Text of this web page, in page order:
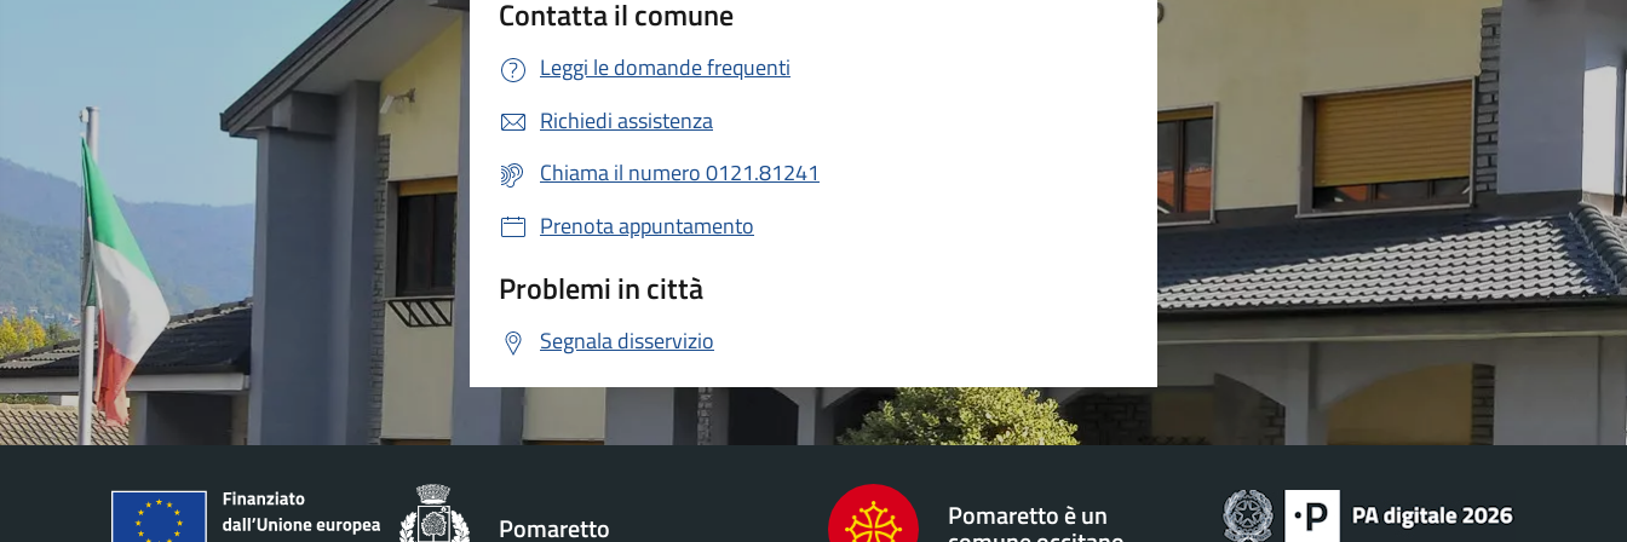
Contatta il comune
Leggi le domande frequenti
Richiedi assistenza
Chiama il numero 0121.81241
Prenota appuntamento
Problemi in città
Segnala disservizio
Pomaretto Pomaretto è un